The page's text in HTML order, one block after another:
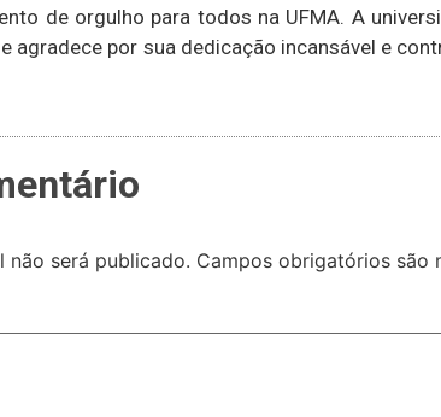
de orgulho para todos na UFMA. A
agradece por sua dedicação incansável e
não será publicado. Campos obrigatórios são